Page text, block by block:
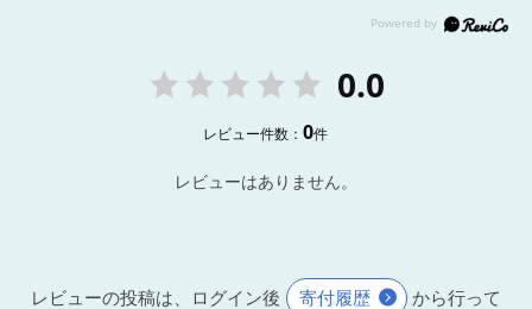
0.0
レビュー件数：0件
レビューはありません。
レビューの投稿は、ログイン後 寄付履歴
から行って